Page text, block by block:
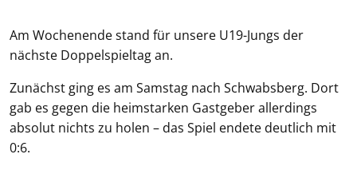
TISCHTENNIS
BOGENSCHIESSEN
Am Wochenende stand für unsere U19-Jungs der
nächste Doppelspieltag an.
Zunächst ging es am Samstag nach Schwabsberg. Dort
gab es gegen die heimstarken Gastgeber allerdings
absolut nichts zu holen – das Spiel endete deutlich mit
0:6.